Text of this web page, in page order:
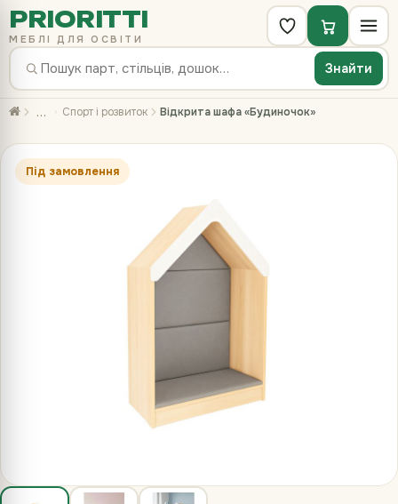
PRIORITTI
МЕБЛІ ДЛЯ ОСВІТИ
Знайти
… Спорт і розвиток Відкрита шафа «Будиночок»
Під замовлення